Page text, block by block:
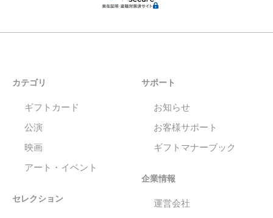
カテゴリ
ギフトカード
公演
映画
アート・イベント
セレクション
サポート
お知らせ
お客様サポート
ギフトマナーブック
企業情報
運営会社